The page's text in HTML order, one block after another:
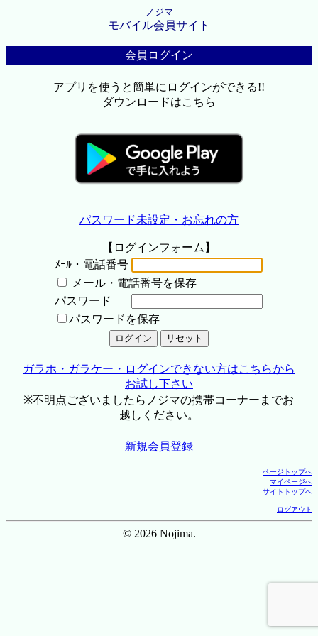
ノジマ
モバイル会員サイト
会員ログイン
アプリを使うと簡単にログインができる!!
ダウンロードはこちら
パスワード未設定・お忘れの方
【ログインフォーム】
ﾒｰﾙ・電話番号
メール・電話番号を保存
パスワード
パスワードを保存
ガラホ・ガラケー・ログインできない方はこちらから
お試し下さい
※不明点ございましたらノジマの携帯コーナーまでお
越しください。
新規会員登録
ページトップへ
マイページへ
サイトトップへ
ログアウト
© 2026 Nojima.